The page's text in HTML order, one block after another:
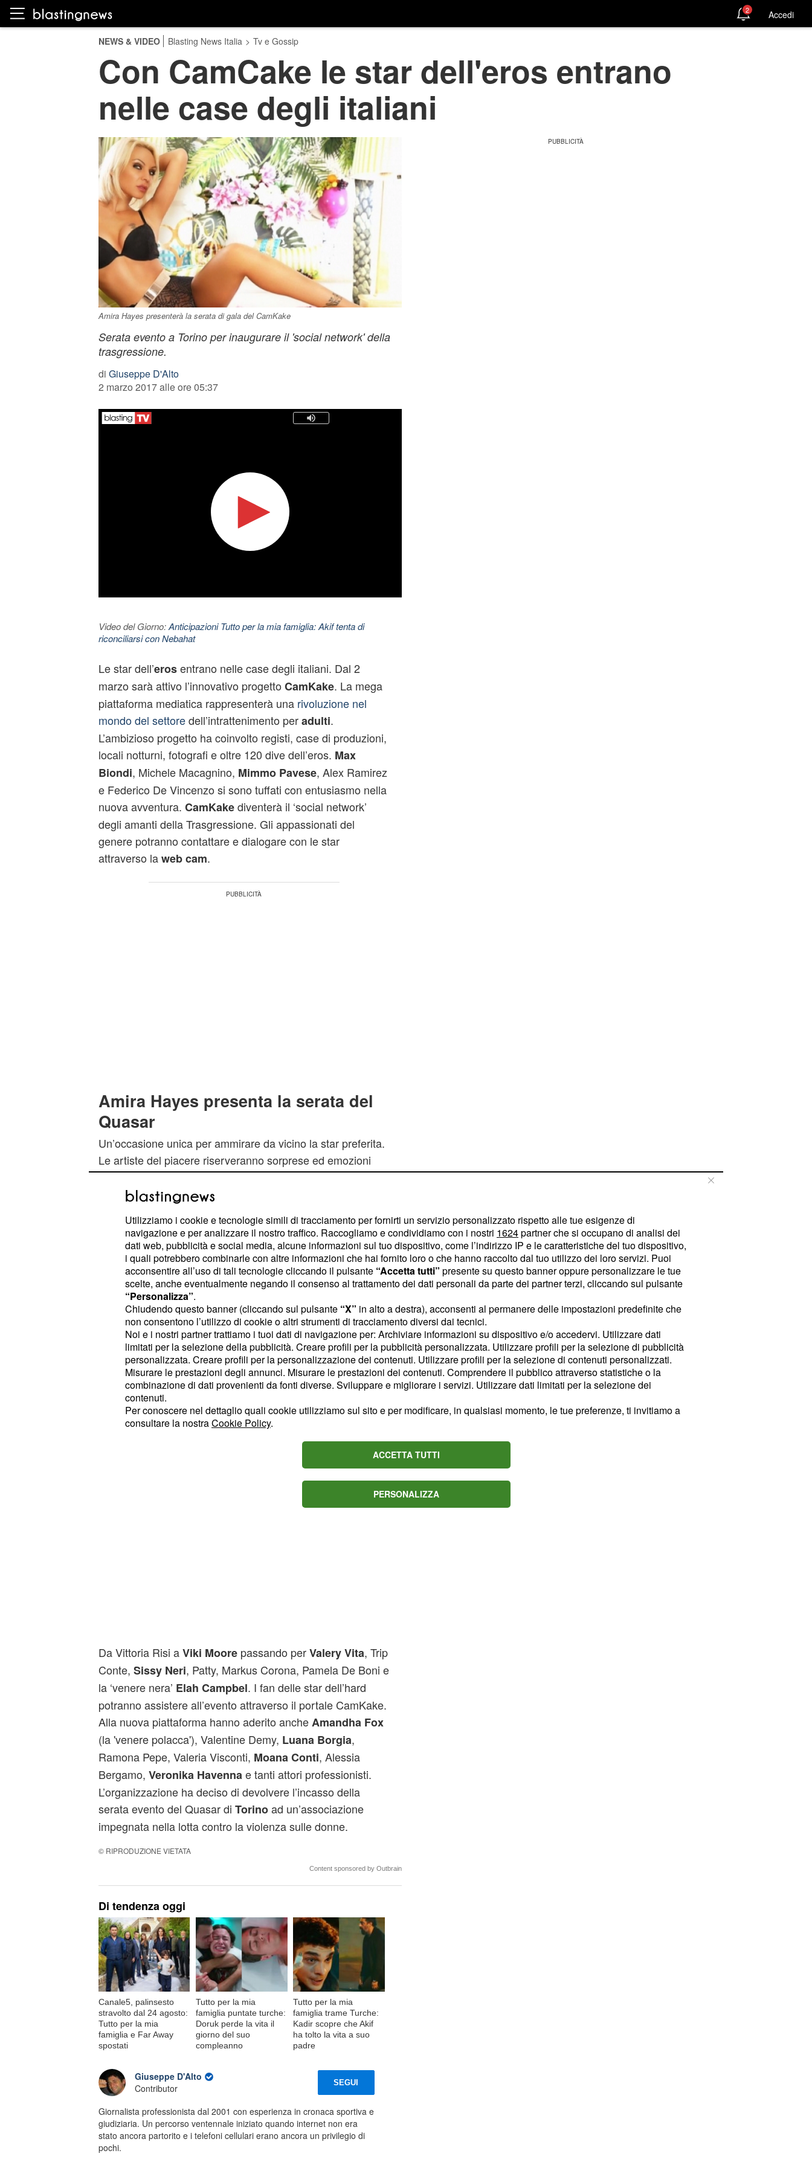
2 Accedi
NEWS & VIDEO Blasting News Italia > Tv e Gossip
Con CamCake le star dell'eros entrano
nelle case degli italiani
Amira Hayes presenterà la serata di gala del CamKake
Serata evento a Torino per inaugurare il 'social network' della
trasgressione.
di Giuseppe D'Alto
2 marzo 2017 alle ore 05:37
Video del Giorno:Anticipazioni Tutto per la mia famiglia: Akif tenta di
riconciliarsi con Nebahat
Le star dell’erosentrano nelle case degli italiani. Dal 2
marzo sarà attivo l’innovativo progetto CamKake. La mega
piattaforma mediatica rappresenterà una rivoluzione nel
mondo del settoredell’intrattenimento peradulti.
L’ambizioso progetto ha coinvolto registi, case di produzioni,
locali notturni, fotografi e oltre 120 dive dell’eros. Max
Biondi, Michele Macagnino, Mimmo Pavese, Alex Ramirez
e Federico De Vincenzo si sono tuffati con entusiasmo nella
nuova avventura. CamKakediventerà il ‘social network’
degli amanti dellaTrasgressione. Gli appassionati del
genere potranno contattare e dialogare con le star
attraverso laweb cam.
Amira Hayes presenta la serata del
Quasar
Un’occasione unica per ammirare da vicino la star preferita.
Le artiste del piacere riserveranno sorprese ed emozioni
agli iscritti delportaleweb. Il progetto sarà presentato in
grande stile nel corso della serata di gala al Quasar di
star dell’erosAmira Hayes. Quest’ultima è pronta ad
incantare i presenti con il suo show mozzafiato. Nel corso
della serata si esibiranno anche le starAletta Ocean,
Giglian, Sally Blu,Vanessa Stone, Sofia Neri e Eden Mal.
Sul palco del Quasar ci sarà spazio anche per il ‘toro
scatenato’Francesco Piazza.
L'impegno contro la violenza sulle
donne
Tanti gli artisti che nobiliteranno il Gran Galà di
inaugurazione della piattaformaCamKake.
Da Vittoria Risi aViki Moorepassando perValery Vita, Trip
Conte, Sissy Neri, Patty, Markus Corona, Pamela De Boni e
la ‘venere nera’ Elah Campbel. I fan delle star dell’hard
potranno assistere all’evento attraverso il portale CamKake.
Alla nuova piattaforma hanno aderito ancheAmandha Fox
(la 'venere polacca'), Valentine Demy, Luana Borgia,
Ramona Pepe, Valeria Visconti, Moana Conti, Alessia
Bergamo, Veronika Havenna e tanti attori professionisti.
L’organizzazione ha deciso di devolvere l’incasso della
serata evento del Quasar di Torinoad un’associazione
impegnata nella lotta contro la violenza sulle donne.
© RIPRODUZIONE VIETATA
Content sponsored by Outbrain
Di tendenza oggi
Canale5, palinsesto
stravolto dal 24 agosto:
Tutto per la mia
famiglia e Far Away
spostati
Tutto per la mia
famiglia puntate turche:
Doruk perde la vita il
giorno del suo
compleanno
Tutto per la mia
famiglia trame Turche:
Kadir scopre che Akif
ha tolto la vita a suo
padre
Giuseppe D'Alto
Contributor
SEGUI
Giornalista professionista dal 2001 con esperienza in cronaca sportiva e
giudiziaria. Un percorso ventennale iniziato quando internet non era
stato ancora partorito e i telefoni cellulari erano ancora un privilegio di
pochi.
Utilizziamo i cookie e tecnologie simili di tracciamento per fornirti un servizio personalizzato rispetto alle tue esigenze di
navigazione e per analizzare il nostro traffico. Raccogliamo e condividiamo con i nostri 1624partner che si occupano di analisi dei
dati web, pubblicità e social media, alcune informazioni sul tuo dispositivo, come l’indirizzo IP e le caratteristiche del tuo dispositivo,
i quali potrebbero combinarle con altre informazioni che hai fornito loro o che hanno raccolto dal tuo utilizzo dei loro servizi. Puoi
acconsentire all’uso di tali tecnologie cliccando il pulsante “Accetta tutti” presente su questo banner oppure personalizzare le tue
scelte, anche eventualmente negando il consenso al trattamento dei dati personali da parte dei partner terzi, cliccando sul pulsante
“Personalizza”.
Chiudendo questo banner (cliccando sul pulsante “X” in alto a destra), acconsenti al permanere delle impostazioni predefinite che
non consentono l’utilizzo di cookie o altri strumenti di tracciamento diversi dai tecnici.
Noi e i nostri partner trattiamo i tuoi dati di navigazione per: Archiviare informazioni su dispositivo e/o accedervi. Utilizzare dati
limitati per la selezione della pubblicità. Creare profili per la pubblicità personalizzata. Utilizzare profili per la selezione di pubblicità
personalizzata. Creare profili per la personalizzazione dei contenuti. Utilizzare profili per la selezione di contenuti personalizzati.
Misurare le prestazioni degli annunci. Misurare le prestazioni dei contenuti. Comprendere il pubblico attraverso statistiche o la
combinazione di dati provenienti da fonti diverse. Sviluppare e migliorare i servizi. Utilizzare dati limitati per la selezione dei
contenuti.
Per conoscere nel dettaglio quali cookie utilizziamo sul sito e per modificare, in qualsiasi momento, le tue preferenze, ti invitiamo a
consultare la nostraCookie Policy.
ACCETTA TUTTI
PERSONALIZZA